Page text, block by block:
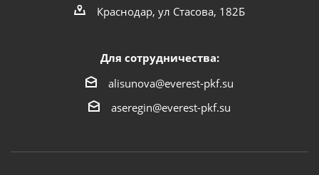
Краснодар, ул Стасова, 182Б
Для сотрудничества:
alisunova@everest-pkf.su
aseregin@everest-pkf.su